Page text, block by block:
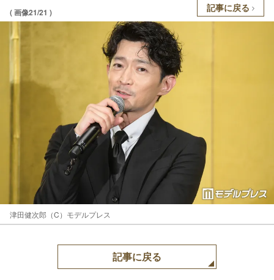
( 画像21/21 ) 記事に戻る
津田健次郎（C）モデルプレス
記事に戻る